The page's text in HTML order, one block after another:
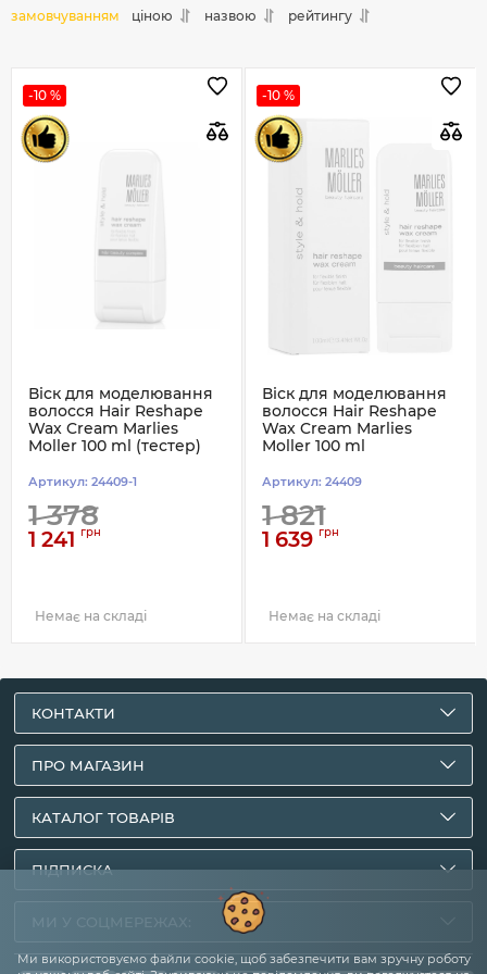
замовчуванням ціною назвою рейтингу
-10 %
Віск для моделювання
волосся Hair Reshape
Wax Cream Marlies
Moller 100 ml (тестер)
Артикул: 24409-1
1 378
1 241 грн
Немає на складі
-10 %
Віск для моделювання
волосся Hair Reshape
Wax Cream Marlies
Moller 100 ml
Артикул: 24409
1 821
1 639 грн
Немає на складі
КОНТАКТИ
ПРО МАГАЗИН
КАТАЛОГ ТОВАРІВ
ПІДПИСКА
Ми використовуємо файли cookie, щоб забезпечити вам зручну роботу